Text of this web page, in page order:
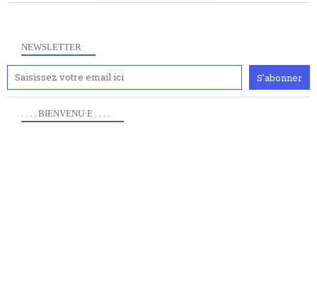
NEWSLETTER
. . . . BIENVENU·E . . . .